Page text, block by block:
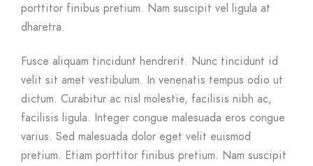
porttitor finibus pretium. Nam suscipit vel ligula at
dharetra.
Fusce aliquam tincidunt hendrerit. Nunc tincidunt id
velit sit amet vestibulum. In venenatis tempus odio ut
dictum. Curabitur ac nisl molestie, facilisis nibh ac,
facilisis ligula. Integer congue malesuada eros congue
varius. Sed malesuada dolor eget velit euismod
pretium. Etiam porttitor finibus pretium. Nam suscipit